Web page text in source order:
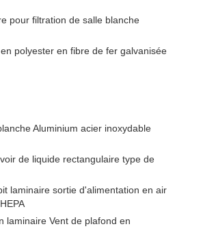
pour filtration de salle blanche
polyester en fibre de fer galvanisée
Aluminium acier inoxydable
de liquide rectangulaire type de
laminaire sortie d'alimentation en air
laminaire Vent de plafond en